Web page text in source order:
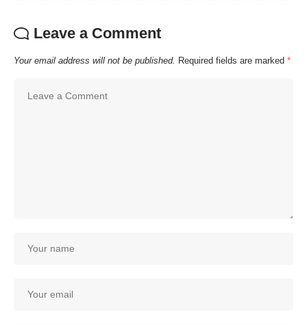
Leave a Comment
Your email address will not be published. Required fields are marked *